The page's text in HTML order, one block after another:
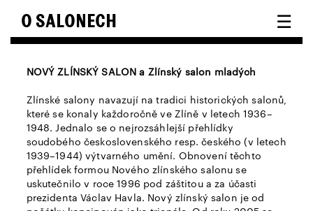
O SALONECH ☰
NOVÝ ZLÍNSKÝ SALON a Zlínský salon mladých
Zlínské salony navazují na tradici historických salonů,
které se konaly každoročně ve Zlíně v letech 1936–
1948. Jednalo se o nejrozsáhlejší přehlídky
soudobého československého resp. českého (v letech
1939–1944) výtvarného umění. Obnovení těchto
přehlídek formou Nového zlínského salonu se
uskutečnilo v roce 1996 pod záštitou a za účasti
prezidenta Václav Havla. Nový zlínský salon je od